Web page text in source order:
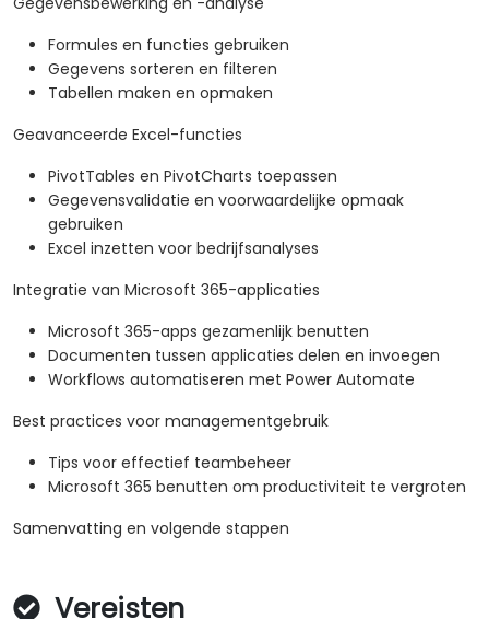
Formules en functies gebruiken
Gegevens sorteren en filteren
Tabellen maken en opmaken
Geavanceerde Excel-functies
PivotTables en PivotCharts toepassen
Gegevensvalidatie en voorwaardelijke opmaak
gebruiken
Excel inzetten voor bedrijfsanalyses
Integratie van Microsoft 365-applicaties
Microsoft 365-apps gezamenlijk benutten
Documenten tussen applicaties delen en invoegen
Workflows automatiseren met Power Automate
Best practices voor managementgebruik
Tips voor effectief teambeheer
Microsoft 365 benutten om productiviteit te vergroten
Samenvatting en volgende stappen
Vereisten